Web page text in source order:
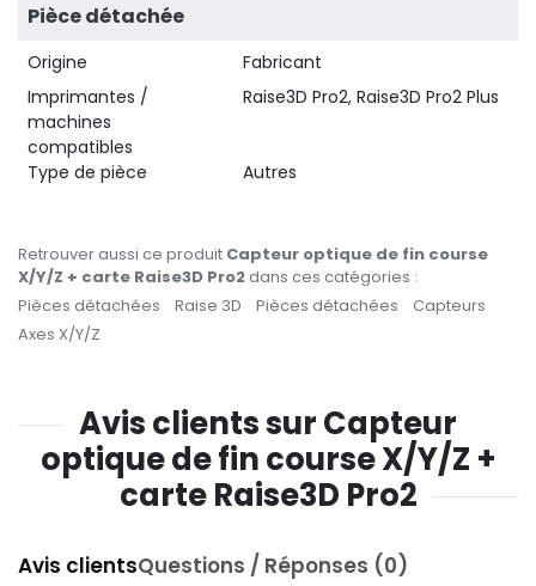
Pièce détachée
Origine
Fabricant
Imprimantes /
machines
compatibles
Raise3D Pro2, Raise3D Pro2 Plus
Type de pièce Autres
Retrouver aussi ce produit Capteur optique de fin course
X/Y/Z + carte Raise3D Pro2dans ces catégories :
Pièces détachées
Raise 3D Pièces détachées
Capteurs
Axes X/Y/Z
Avis clients sur Capteur
optique de fin course X/Y/Z +
carte Raise3D Pro2
Avis clientsQuestions / Réponses (0)